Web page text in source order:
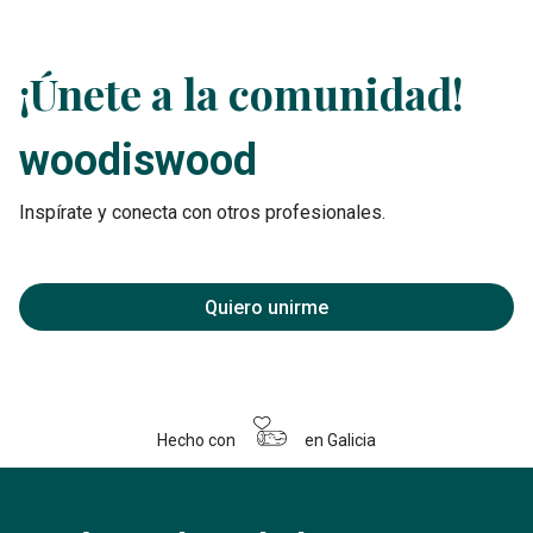
¡Únete a la comunidad!
woodiswood
Inspírate y conecta con otros profesionales.
Quiero unirme
Hecho con en Galicia